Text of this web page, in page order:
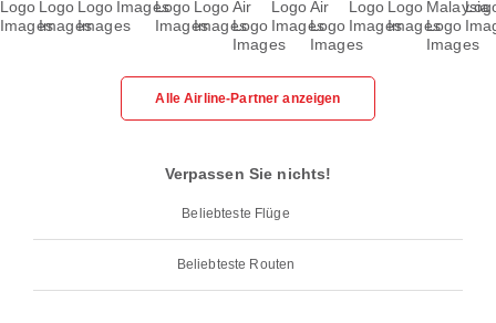
Alle Airline-Partner anzeigen
Verpassen Sie nichts!
Beliebteste Flüge
Beliebteste Routen